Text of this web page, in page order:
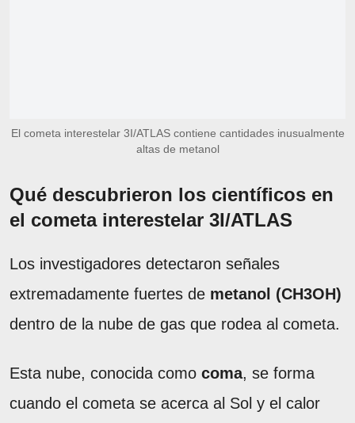
El cometa interestelar 3I/ATLAS contiene cantidades inusualmente
altas de metanol
Qué descubrieron los científicos en
el cometa interestelar 3I/ATLAS
Los investigadores detectaron señales
extremadamente fuertes de metanol (CH3OH)
dentro de la nube de gas que rodea al cometa.
Esta nube, conocida como coma, se forma
cuando el cometa se acerca al Sol y el calor